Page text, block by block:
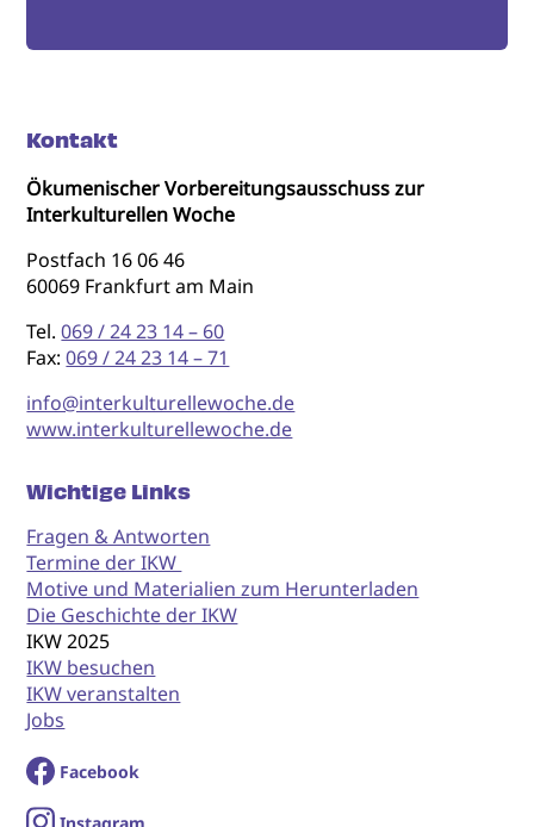
Kontakt
Ökumenischer Vorbereitungsausschuss zur
Interkulturellen Woche
Postfach 16 06 46
60069 Frankfurt am Main
Tel.069 / 24 23 14 – 60
Fax:069 / 24 23 14 – 71
info@interkulturellewoche.de
www.interkulturellewoche.de
Wichtige Links
Fragen & Antworten
Termine der IKW
Motive und Materialien zum Herunterladen
Die Geschichte der IKW
IKW 2025
IKW besuchen
IKW veranstalten
Jobs
Facebook